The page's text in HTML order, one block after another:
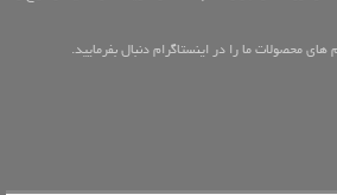
محصولات ما را در اینستاگرام دنبال بفرمایید.